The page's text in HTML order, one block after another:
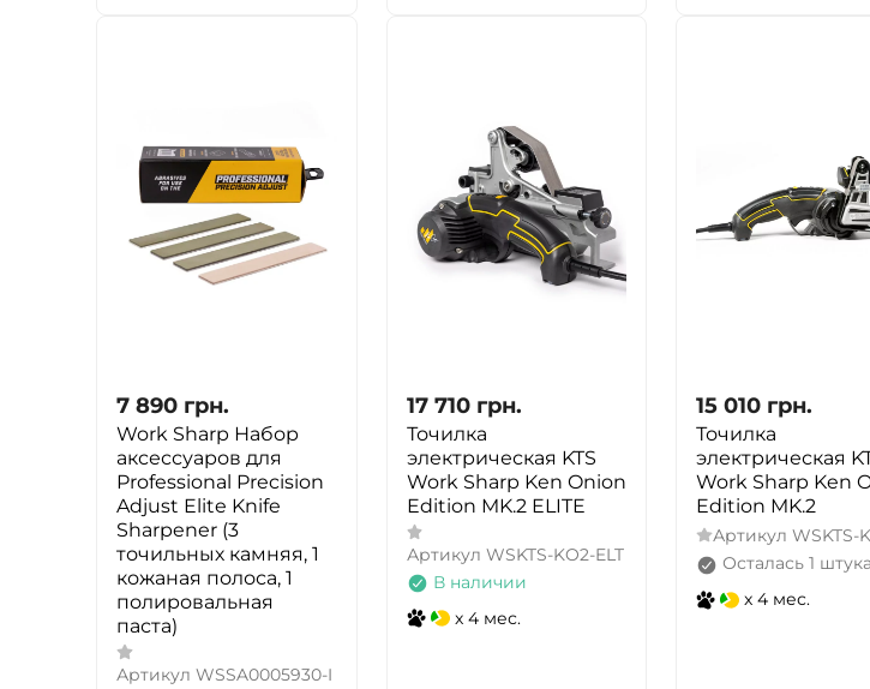
7 890 грн.
Work Sharp Набор
аксессуаров для
Professional Precision
Adjust Elite Knife
Sharpener (3
точильных камняя, 1
кожаная полоса, 1
полировальная
паста)
Артикул WSSA0005930-I
17 710 грн.
Точилка
электрическая KTS
Work Sharp Ken Onion
Edition MK.2 ELITE
Артикул WSKTS-KO2-ELT
В наличии
x 4 мес.
15 010 грн.
Точилка
электрическая
Work Sharp Ken
Edition MK.2
Артикул WSKTS-
Осталась 1 штука
x 4 мес.